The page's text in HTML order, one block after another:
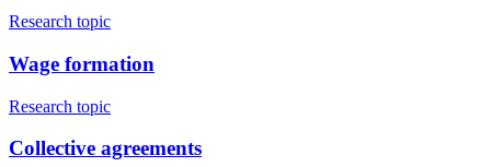
Research topic
Wage formation
Research topic
Collective agreements